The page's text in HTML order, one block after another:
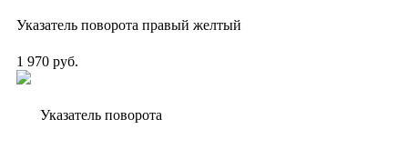
Указатель поворота правый желтый
1 970 руб.